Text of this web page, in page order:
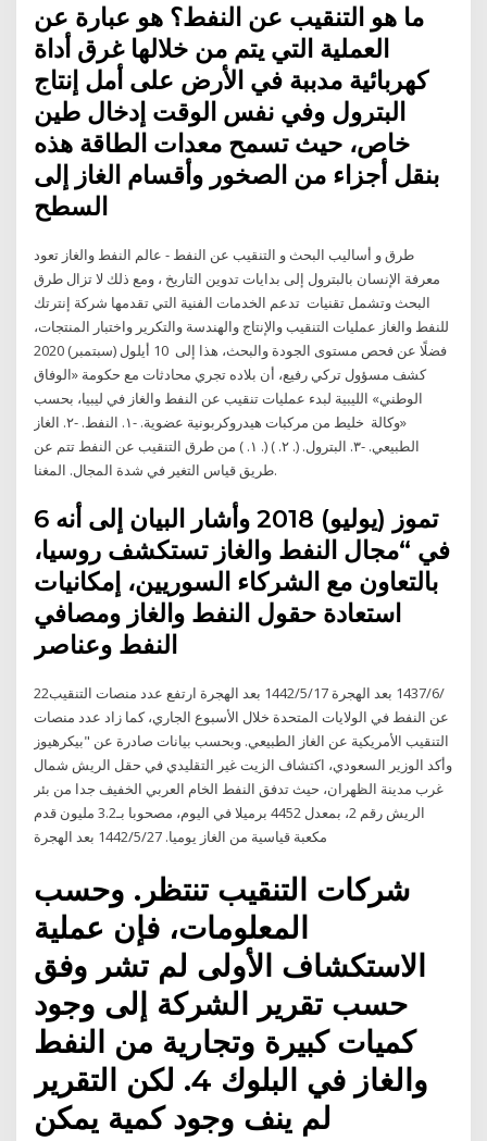
ما هو التنقيب عن النفط؟ هو عبارة عن
العملية التي يتم من خلالها غرق أداة
كهربائية مدببة في الأرض على أمل إنتاج
البترول وفي نفس الوقت إدخال طين
خاص، حيث تسمح معدات الطاقة هذه
بنقل أجزاء من الصخور وأقسام الغاز إلى
السطح
طرق و أساليب البحث و التنقيب عن النفط - عالم النفط والغاز تعود
معرفة الإنسان بالبترول إلى بدايات تدوين التاريخ ، ومع ذلك لا تزال طرق
البحث وتشمل تقنيات تدعم الخدمات الفنية التي تقدمها شركة إنترتك
للنفط والغاز عمليات التنقيب والإنتاج والهندسة والتكرير واختبار المنتجات،
فضلًا عن فحص مستوى الجودة والبحث، هذا إلى 10 أيلول (سبتمبر) 2020
كشف مسؤول تركي رفيع، أن بلاده تجري محادثات مع حكومة «الوفاق
الوطني» الليبية لبدء عمليات تنقيب عن النفط والغاز في ليبيا، بحسب
«وكالة خليط من مركبات هيدروكربونية عضوية. -١. النفط. -٢. الغاز
الطبيعي. -٣. البترول. (. ٢. ) (. ١. ) من طرق التنقيب عن النفط تتم عن
طريق قياس التغير في شدة المجال. المغنا.
6 تموز (يوليو) 2018 وأشار البيان إلى أنه
في “مجال النفط والغاز تستكشف روسيا،
بالتعاون مع الشركاء السوريين، إمكانيات
استعادة حقول النفط والغاز ومصافي
22‏‏/6‏‏/1437 بعد الهجرة 17‏‏/5‏‏/1442 بعد الهجرة ارتفع عدد منصات التنقيب
عن النفط في الولايات المتحدة خلال الأسبوع الجاري، كما زاد عدد منصات
التنقيب الأمريكية عن الغاز الطبيعي. وبحسب بيانات صادرة عن "بيكرهيوز
وأكد الوزير السعودي، اكتشاف الزيت غير التقليدي في حقل الريش شمال
غرب مدينة الظهران، حيث تدفق النفط الخام العربي الخفيف جدا من بئر
الريش رقم 2، بمعدل 4452 برميلا في اليوم، مصحوبا بـ3.2 مليون قدم
مكعبة قياسية من الغاز يوميا. 27‏‏/5‏‏/1442 بعد الهجرة
شركات التنقيب تنتظر. وحسب
المعلومات، فإن عملية
الاستكشاف الأولى لم تشر وفق
حسب تقرير الشركة إلى وجود
كميات كبيرة وتجارية من النفط
والغاز في البلوك 4. لكن التقرير
لم ينف وجود كمية يمكن